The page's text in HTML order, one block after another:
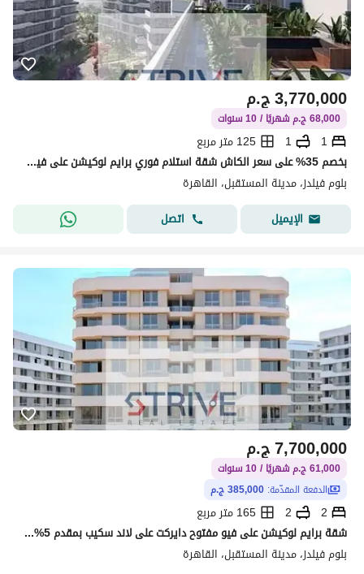
ج.م3,770,000
68,000 ج.م شهريًا / 10 سنوات
1
1
125 متر مربع
بخصم 35% على سعر الكاش شقة استلام فوري برايم لوكيشن على فيو مفتوح دايركت على لاند سكيب في كمبوند "بلوم فيلدز" (Bloom Fields)
بلوم فيلدز، مدينة المستقبل، القاهرة
الإيميل
اتصل
ج.م7,700,000
61,000 ج.م شهريًا / 10 سنوات
الدفعة المقدّمة: 385,000 ج.م
2
2
165 متر مربع
شقة برايم لوكيشن على فيو مفتوح دايركت على لاند سكيب بمقدم 5% و المتبقي اقساط على 10 سنوات في كمبوند "بلوم فيلدز" (Bloom Fields)
بلوم فيلدز، مدينة المستقبل، القاهرة